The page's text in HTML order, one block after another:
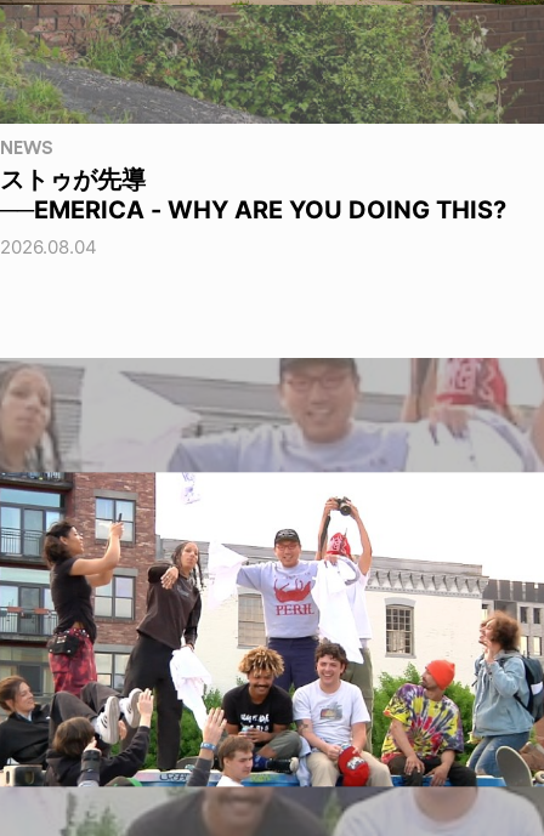
NEWS
ストゥが先導
──EMERICA - WHY ARE YOU DOING THIS?
2026.08.04